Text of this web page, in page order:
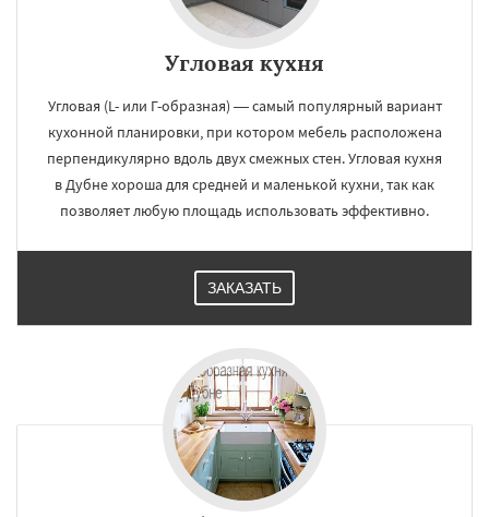
Угловая кухня
Угловая (L- или Г-образная) — самый популярный вариант
кухонной планировки, при котором мебель расположена
перпендикулярно вдоль двух смежных стен. Угловая кухня
в Дубне хороша для средней и маленькой кухни, так как
позволяет любую площадь использовать эффективно.
ЗАКАЗАТЬ